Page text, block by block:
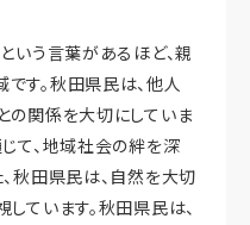
いう言葉があるほど、親
す。秋田県民は、他人
の関係を大切にしていま
て、地域社会の絆を深
秋田県民は、自然を大切
ています。秋田県民は、